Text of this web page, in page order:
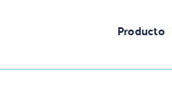
Producto